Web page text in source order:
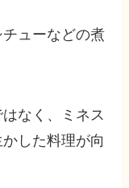
チューなどの煮
なく、ミネス
した料理が向